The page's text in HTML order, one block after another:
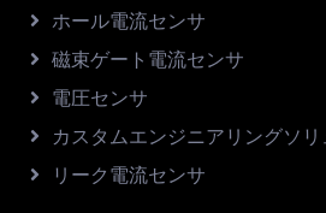
ホール電流センサ
磁束ゲート電流センサ
電圧センサ
カスタムエンジニアリングソ
リーク電流センサ